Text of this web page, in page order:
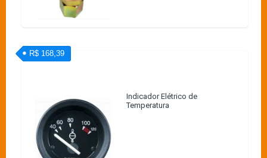
Indicador Elétrico de
Temperatura
R$ 168,39